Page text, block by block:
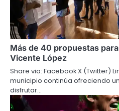
Más de 40 propuestas
Vicente López
Share via: Facebook X (Twitter)
municipio continúa ofreciendo
disfrutar…